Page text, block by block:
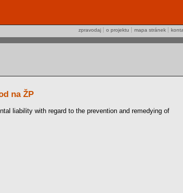
mapa stránek
o projektu
zpravodaj
na ŽP
liability with regard to the prevention and remedying of